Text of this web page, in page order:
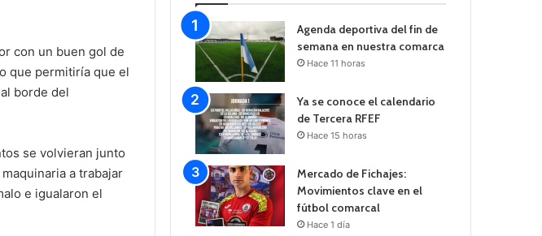
con un buen gol de
que permitiría que el
borde del
se volvieran junto
a trabajar
e igualaron el
Agenda deportiva del fin de
semana en nuestra comarca
Hace 11 horas
Ya se conoce el calendario
de Tercera RFEF
Hace 15 horas
Mercado de Fichajes:
Movimientos clave en el
fútbol comarcal
Hace 1 día